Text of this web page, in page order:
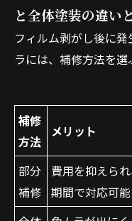
と全体塗装の違い
フィルム剥がし後に
ラには、補修方法を選
補修
方法
メリット
部分
補修
費用を抑えら
期間で対応可能